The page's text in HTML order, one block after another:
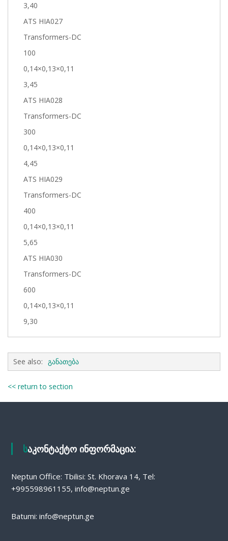
3,40
ATS HIA027
Transformers-DC
100
0,14×0,13×0,11
3,45
ATS HIA028
Transformers-DC
300
0,14×0,13×0,11
4,45
ATS HIA029
Transformers-DC
400
0,14×0,13×0,11
5,65
ATS HIA030
Transformers-DC
600
0,14×0,13×0,11
9,30
See also: განათება
<< return to section
საკონტაქტო ინფორმაცია:
Neptun Office: Tbilisi: St. Khorava 14, Tel:
+995598961155, info@neptun.ge
Batumi: info@neptun.ge